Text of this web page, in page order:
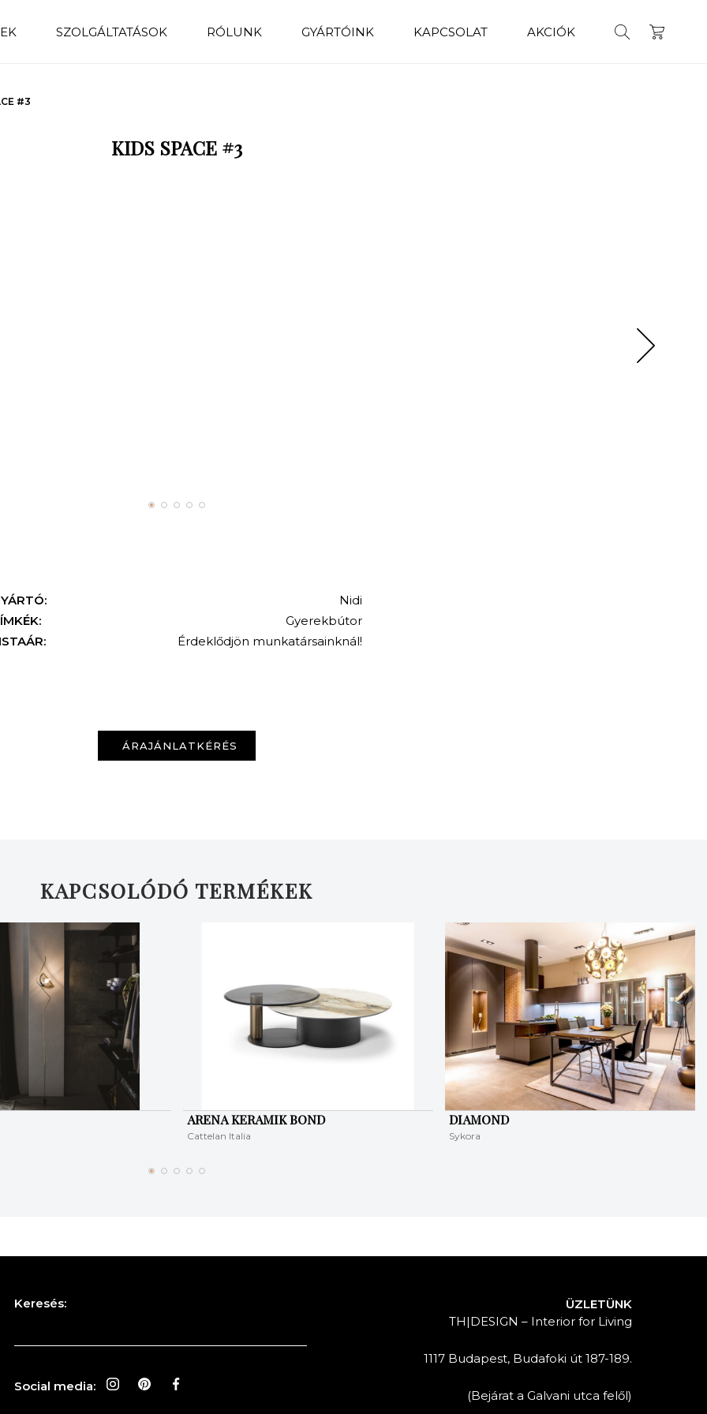
SZOLGÁLTATÁSOK RÓLUNK GYÁRTÓINK KAPCSOLAT AKCIÓK
#3
KIDS SPACE #3
Nidi
Gyerekbútor
Érdeklődjön munkatársainknál!
ÁRAJÁNLATKÉRÉS
KAPCSOLÓDÓ TERMÉKEK
ARENA KERAMIK BOND
Cattelan Italia
DIAMOND
Sykora
Keresés:
Social media:
ÜZLETÜNK
TH|DESIGN – Interior for Living
1117 Budapest, Budafoki út 187-189.
(Bejárat a Galvani utca felől)